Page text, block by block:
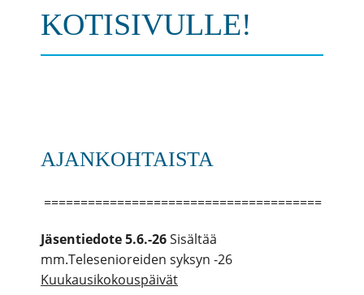
KOTISIVULLE!
AJANKOHTAISTA
======================================
Jäsentiedote 5.6.-26Sisältää
mm.Telesenioreiden syksyn -26
Kuukausikokouspäivät